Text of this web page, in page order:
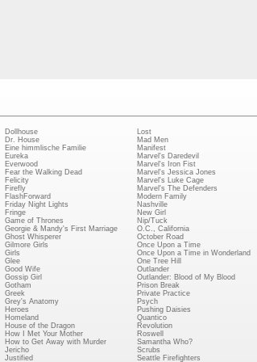
Dollhouse
Dr. House
Eine himmlische Familie
Eureka
Everwood
Fear the Walking Dead
Felicity
Firefly
FlashForward
Friday Night Lights
Fringe
Game of Thrones
Georgie & Mandy's First Marriage
Ghost Whisperer
Gilmore Girls
Girls
Glee
Good Wife
Gossip Girl
Gotham
Greek
Grey's Anatomy
Heroes
Homeland
House of the Dragon
How I Met Your Mother
How to Get Away with Murder
Jericho
Justified
Lost
Mad Men
Manifest
Marvel's Daredevil
Marvel's Iron Fist
Marvel's Jessica Jones
Marvel's Luke Cage
Marvel's The Defenders
Modern Family
Nashville
New Girl
Nip/Tuck
O.C., California
October Road
Once Upon a Time
Once Upon a Time in Wonderland
One Tree Hill
Outlander
Outlander: Blood of My Blood
Prison Break
Private Practice
Psych
Pushing Daisies
Quantico
Revolution
Roswell
Samantha Who?
Scrubs
Seattle Firefighters